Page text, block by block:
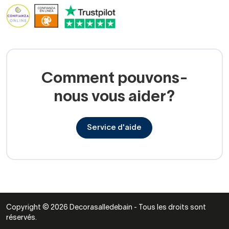
ardoise/béton
rehaussent le rendu visuel et améliorent l’adhérence. Ce
choix est privilégié dans les salles de bains design,
associées à des parois noires ou des accessoires en laiton
Choisir la bonne dimension et la
Comment pouvons-
nous vous aider?
Service d'aide
Copyright © 2026 Decorasalledebain - Tous les droits sont
réservés.